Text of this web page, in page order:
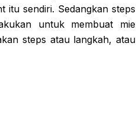
itu sendiri. Sedangkan steps
untuk membuat mie
steps atau langkah, atau